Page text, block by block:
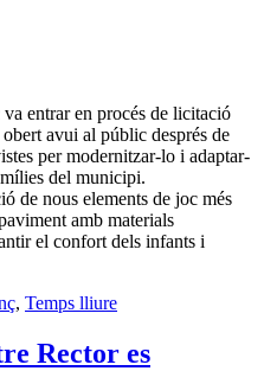
va entrar en procés de licitació
avui al públic després de
per modernitzar-lo i adaptar-
del municipi.
de nous elements de joc més
amb materials
el confort dels infants i
, Temps lliure
Rector es